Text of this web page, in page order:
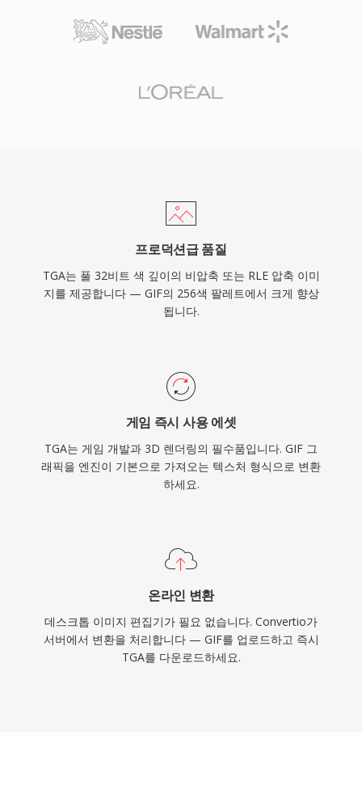
프로덕션급 품질
TGA는 풀 32비트 색 깊이의 비압축 또는 RLE 압축 이미
지를 제공합니다 — GIF의 256색 팔레트에서 크게 향상
됩니다.
게임 즉시 사용 에셋
TGA는 게임 개발과 3D 렌더링의 필수품입니다. GIF 그
래픽을 엔진이 기본으로 가져오는 텍스처 형식으로 변환
하세요.
온라인 변환
데스크톱 이미지 편집기가 필요 없습니다. Convertio가
서버에서 변환을 처리합니다 — GIF를 업로드하고 즉시
TGA를 다운로드하세요.